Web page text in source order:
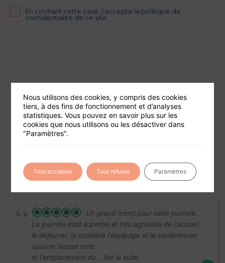
En cochant cette case, j'accepte la politique de
confidentialité de ce site
Foire aux questions
Conditions générales de vente
Un grand merci pour cette journée.
La journée était superbe et très agréable de l'accueil,
le déjeuner, la croisière l'équipage et le conférencier
aucune fausse note.
et l'emplacement du ...lire la suite
Nous utilisons des cookies, y compris des cookies
tiers, à des fins de fonctionnement et d’analyses
statistiques. Vous pouvez en savoir plus sur les
cookies que nous utilisons ou les désactiver dans
"Paramètres".
Tout accepter Tout refuser Paramètres